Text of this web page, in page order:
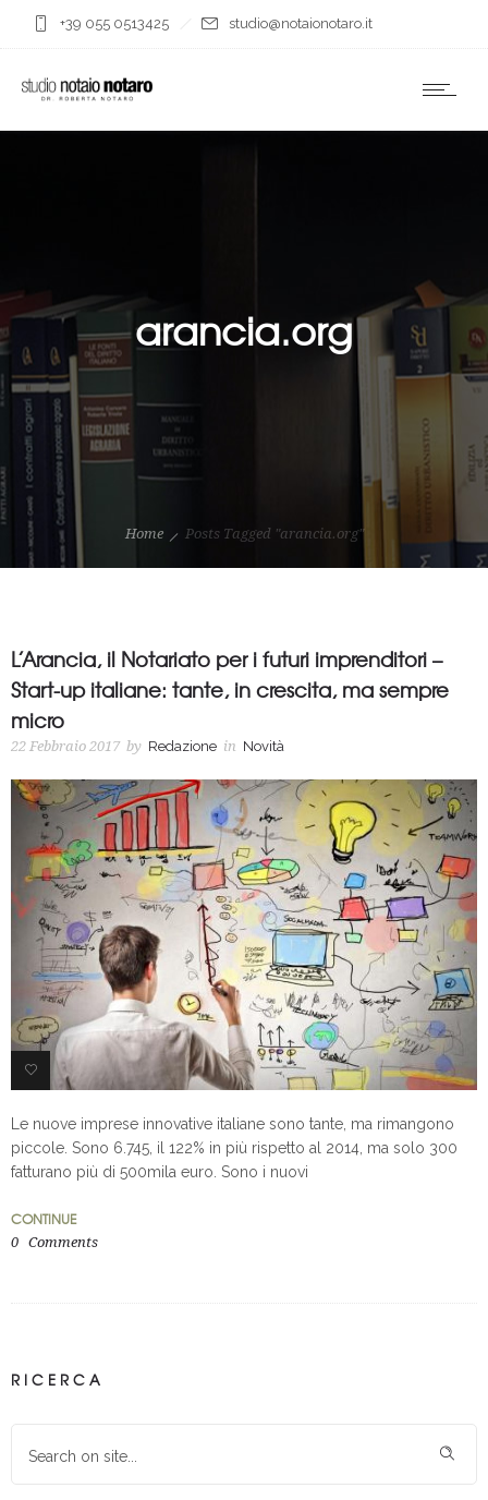
+39 055 0513425 studio@notaionotaro.it
arancia.org
Home Posts Tagged "arancia.org"
L’Arancia, il Notariato per i futuri imprenditori –
Start-up italiane: tante, in crescita, ma sempre
micro
22 Febbraio 2017 by Redazione in Novità
0
Le nuove imprese innovative italiane sono tante, ma rimangono
piccole. Sono 6.745, il 122% in più rispetto al 2014, ma solo 300
fatturano più di 500mila euro. Sono i nuovi
CONTINUE
0 Comments
RICERCA